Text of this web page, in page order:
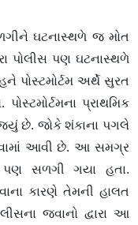
ઘટનાસ્થળે જ મોત
પોલીસ પણ ઘટનાસ્થળે
પોસ્ટમોર્ટમ અર્થે સુરત
પ્રાથમિક
છે. જોકે શંકાના પગલે
આવી છે. આ સમગ્ર
પણ સળગી ગયા હતા.
કારણે તેમની હાલત
જવાનો દ્વારા આ